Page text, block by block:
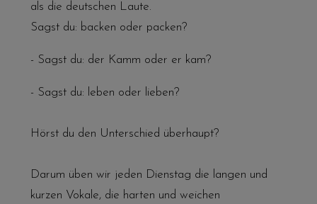
als die deutschen Laute.
Sagst du: backen oder packen?
- Sagst du: der Kamm oder er kam?
- Sagst du: leben oder lieben?
Hörst du den Unterschied überhaupt?
Darum üben wir jeden Dienstag die langen und
kurzen Vokale, die harten und weichen